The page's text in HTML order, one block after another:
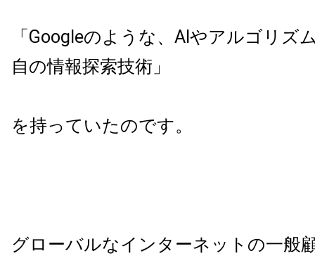
「Googleのような、 AIやアルゴリズ
自の情報探索技術」
を持っていたのです。
グローバルなインターネットの一般